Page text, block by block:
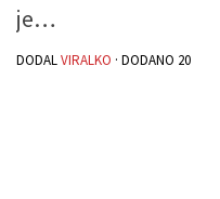
je…
DODALVIRALKO · DODANO 20